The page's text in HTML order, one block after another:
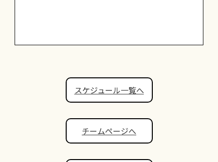
スケジュール一覧へ
チームページへ